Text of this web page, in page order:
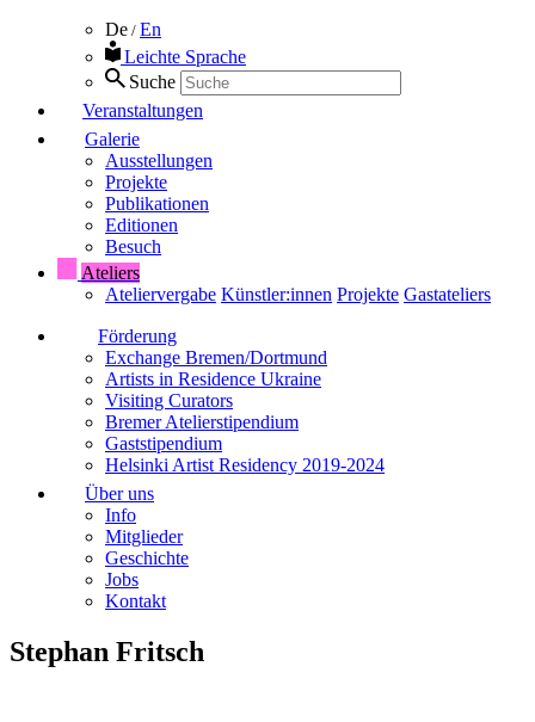
De / En
Leichte Sprache
Suche
Veranstaltungen
Galerie
Ausstellungen
Projekte
Publikationen
Editionen
Besuch
Ateliers
Ateliervergabe Künstler:innen Projekte Gastateliers
Förderung
Exchange Bremen/Dortmund
Artists in Residence Ukraine
Visiting Curators
Bremer Atelierstipendium
Gaststipendium
Helsinki Artist Residency 2019-2024
Über uns
Info
Mitglieder
Geschichte
Jobs
Kontakt
Stephan Fritsch